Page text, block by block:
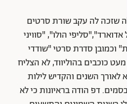
שזכה לה עקב שורת סרטים
הולו", "סוויני
וכמובן סדרת סרטי "שודדי
כוכבים בהוליווד, לא הצליח
לאורך השנים והקדיש לילות
דפ הודה בראיונות כי לא